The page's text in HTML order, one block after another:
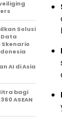
Solusi
Data
AI di Asia
bagi
ASEAN